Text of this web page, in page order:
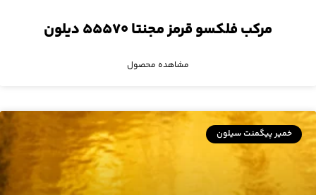
مرکب فلکسو قرمز مجنتا ۵۵۵۷۰ دیلون
مشاهده محصول
خمیر پیگمنت سیلون